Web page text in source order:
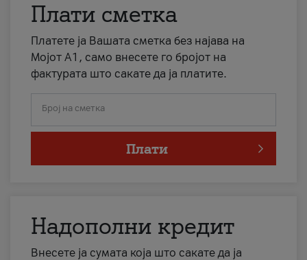
Плати сметка
Платете ја Вашата сметка без најава на
Мојот А1, само внесете го бројот на
фактурата што сакате да ја платите.
Број на сметка
Плати
Надополни кредит
Внесете ја сумата која што сакате да ја